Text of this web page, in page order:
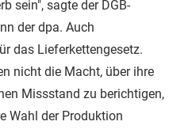
sein", sagte der DGB-
der dpa. Auch
das Lieferkettengesetz.
nicht die Macht, über ihre
Missstand zu berichtigen,
Wahl der Produktion